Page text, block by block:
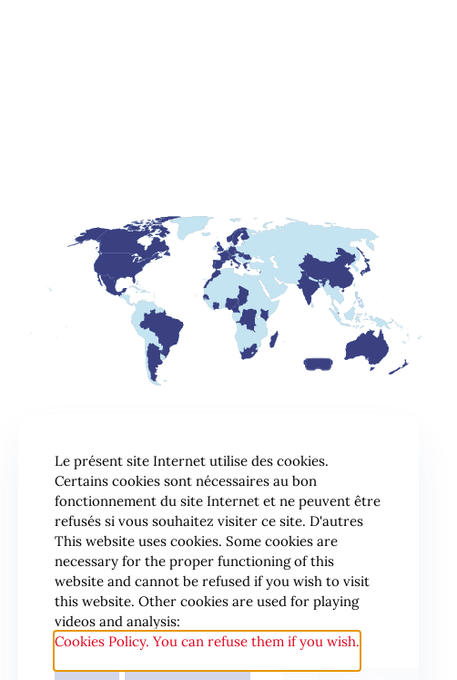
Le présent site Internet utilise des cookies.
Certains cookies sont nécessaires au bon
fonctionnement du site Internet et ne peuvent être
refusés si vous souhaitez visiter ce site. D'autres
This website uses cookies. Some cookies are
necessary for the proper functioning of this
website and cannot be refused if you wish to visit
this website. Other cookies are used for playing
videos and analysis:
Cookies Policy. You can refuse them if you wish.